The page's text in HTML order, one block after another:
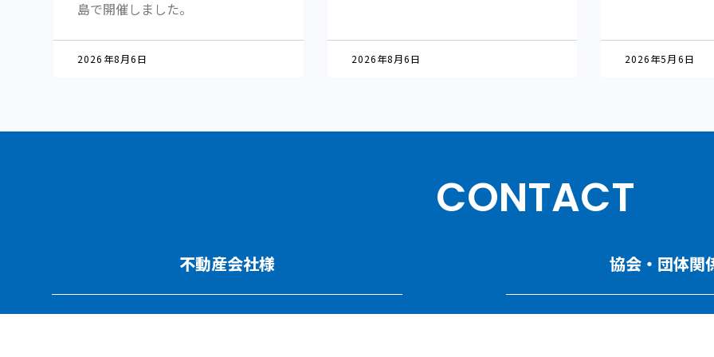
島で開催しました。
2026年8月6日 2026年8月6日 2026年5月6日
CONTACT
不動産会社様 協会・団体関